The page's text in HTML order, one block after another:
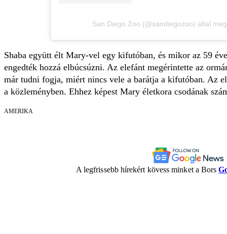
San Diego Zoo (@sandiegozoo) által
Shaba együtt élt Mary-vel egy kifutóban, és mikor az 59
engedték hozzá elbúcsúzni. Az elefánt megérintette az
már tudni fogja, miért nincs vele a barátja a kifutóban. Az
a közleményben. Ehhez képest Mary életkora csodának
AMERIKA
A legfrissebb hírekért kövess minket a Bors